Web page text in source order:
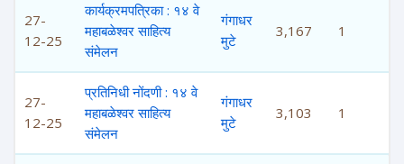
27-
12-25
कार्यक्रमपत्रिका : १४ वे
महाबळेश्वर साहित्य
संमेलन
गंगाधर
मुटे
3,167 1
27-
12-25
प्रतिनिधी नोंदणी : १४ वे
महाबळेश्वर साहित्य
संमेलन
गंगाधर
मुटे
3,103 1